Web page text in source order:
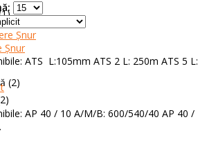
(2)
Șnur
ATS L:105mm ATS 2 L: 250m ATS 5 L:
AP 40 / 10 A/M/B: 600/540/40 AP 40 /